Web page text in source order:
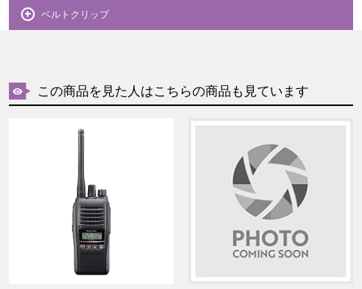
ベルトクリップ
この商品を見た人はこちらの商品も見ています